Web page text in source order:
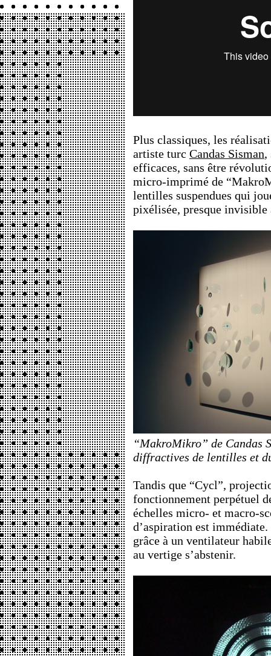
Plus classiques, les
artiste turc Candas Sisman,
efficaces, sans être
micro-imprimé de
lentilles suspendues qui
pixélisée, presque
“MakroMikro” de Candas
diffractives de lentilles et
Tandis que “Cycl”,
fonctionnement perpétuel
échelles micro- et macro-
d’aspiration est
grâce à un ventilateur
au vertige s’abstenir.